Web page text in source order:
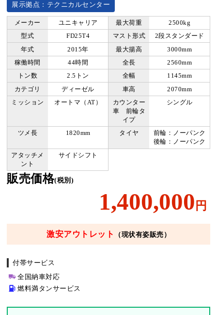
展示拠点：テクニカルセンター
メーカー ユニキャリア 最大荷重
2500kg
型式
FD25T4 マスト形式
2段スタンダード
年式
2015年 最大揚高
3000mm
稼働時間
44時間 全長
2560mm
トン数
2.5トン 全幅
1145mm
カテゴリ
ディーゼル 車高
2070mm
ミッション
オートマ（AT）
カウンター
車 前輪タ
イプ
シングル
ツメ長 1820mm タイヤ
前輪：ノーパンク
後輪：ノーパンク
アタッチメ
ント
サイドシフト
販売価格(税別)
1,400,000 円
激安アウトレット （現状有姿販売）
付帯サービス
全国納車対応
燃料満タンサービス